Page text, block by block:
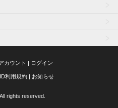
カウント | ログイン
ID利用規約 | お知らせ
rights reserved.